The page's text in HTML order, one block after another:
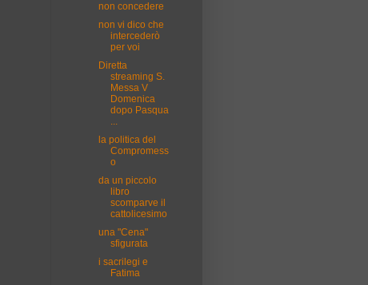
non concedere
non vi dico che
intercederò
per voi
Diretta
streaming S.
Messa V
Domenica
dopo Pasqua
...
la politica del
Compromess
o
da un piccolo
libro
scomparve il
cattolicesimo
una "Cena"
sfigurata
i sacrilegi e
Fatima